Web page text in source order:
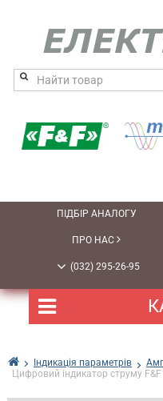
ПІДБІР АНАЛОГУ
ПРО НАС
(032) 295-26-95
Індикація параметрів
Цифровий індикатор струму